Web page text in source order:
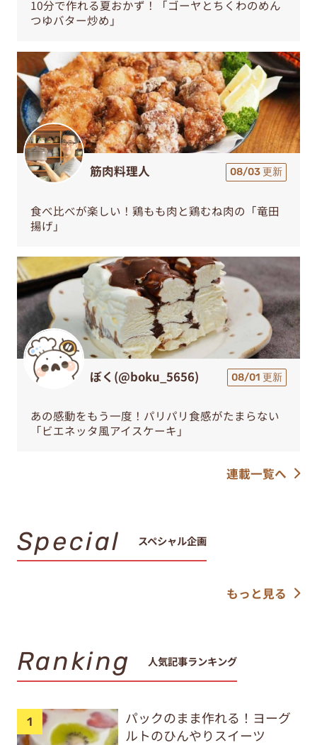
10分で作れる夏おかず！「ゴーヤとちくわのめん
つゆバター炒め」
筋肉料理人 08/03 更新
食べ比べが楽しい！鶏もも肉と鶏むね肉の「竜田
揚げ」
ぼく(@boku_5656) 08/01 更新
あの感動をもう一度！パリパリ食感がたまらない
「ビエネッタ風アイスケーキ」
連載一覧へ
Special スペシャル企画
もっと見る
Ranking 人気記事ランキング
パックのまま作れる！ヨーグ
ルトのひんやりスイーツ